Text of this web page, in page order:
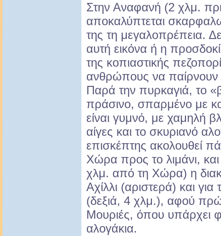
Στην Αναφανή (2 χλμ.
αποκαλύπτεται
της τη μεγαλοπρέπεια.
αυτή εικόνα ή η
της κοπιαστικής
ανθρώπους να
Παρά την πυρκαγιά, το
πράσινο, σπαρμένο με
είναι γυμνό, με χαμηλή
αίγες και το σκυριανό
επισκέπτης ακολουθεί
Χώρα προς το λιμάνι,
χλμ. από τη Χώρα) η
Αχίλλι (αριστερά) και
(δεξιά, 4 χλμ.), αφού
Μουριές, όπου υπάρχει
αλογάκια.